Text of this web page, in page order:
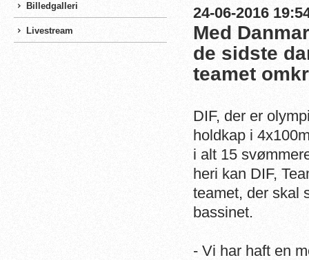
Billedgalleri
Livestream
24-06-2016
Med
de sidste
teamet
DIF, der er
holdkap i
i alt 15
heri kan DIF,
teamet, der skal
bassinet.
- Vi har haft en